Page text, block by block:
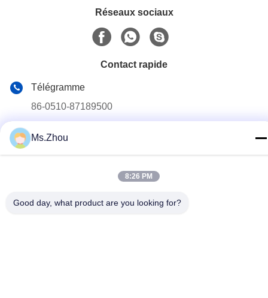
Réseaux sociaux
Contact rapide
Télégramme
86-0510-87189500
Ms.Zhou
8:26 PM
Good day, what product are you looking for?